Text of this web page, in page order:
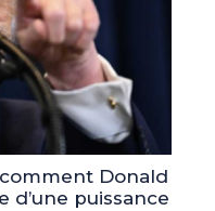
comment Donald
d’une puissance